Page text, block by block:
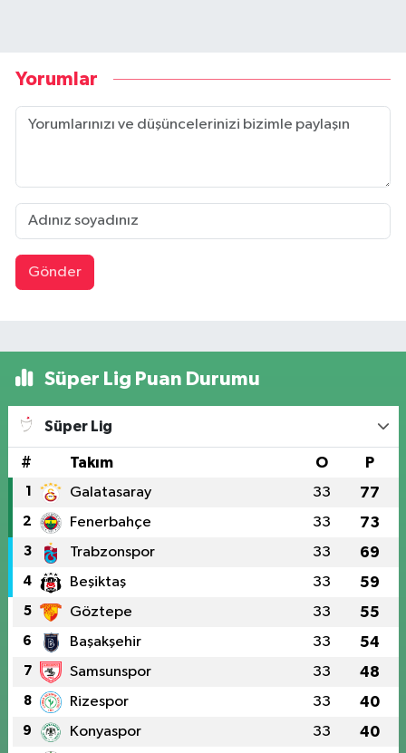
Yorumlar
Gönder
Süper Lig Puan Durumu
Süper Lig
# Takım O P
1 Galatasaray 33 77
2 Fenerbahçe 33 73
3 Trabzonspor 33 69
4 Beşiktaş 33 59
5 Göztepe 33 55
6 Başakşehir 33 54
7 Samsunspor 33 48
8 Rizespor 33 40
9 Konyaspor 33 40